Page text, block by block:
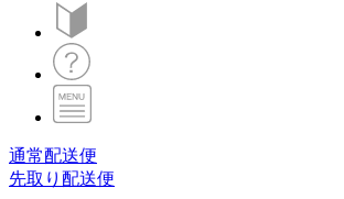
通常配送便
先取り配送便